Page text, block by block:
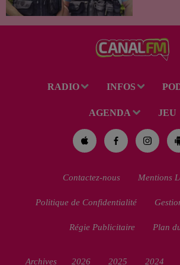
toutes les
cette
RADIO INFOS
AGENDA JEU
Contactez-nous Mentions
Politique de Confidentialité
Régie Publicitaire Plan
Archives 2026 2025 2024